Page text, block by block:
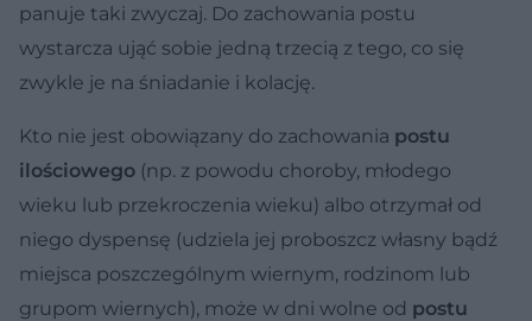
panuje taki zwyczaj. Do zachowania postu
wystarcza ująć sobie jedną trzecią z tego, co się
zwykle je na śniadanie i kolację.
Kto nie jest obowiązany do zachowania postu
ilościowego (np. z powodu choroby, młodego
wieku lub przekroczenia wieku) albo otrzymał od
niego dyspensę (udziela jej proboszcz własny bądź
miejsca poszczególnym wiernym, rodzinom lub
grupom wiernych), może w dni wolne od postu